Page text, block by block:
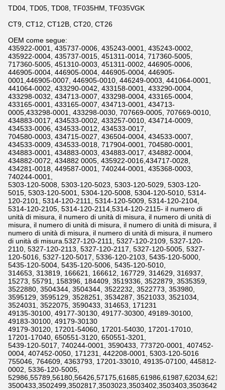
TD04, TD05, TD08, TF035HM, TF035VGK
CT9, CT12, CT12B, CT20, CT26
OEM come segue:
435922-0001, 435737-0006, 435243-0001, 435243-0002,
435922-0004, 435737-0015, 451311-0014, 717360-5005,
717360-5005, 451310-0003, 451311-0002, 446905-0006,
446905-0004, 446905-0004, 446905-0004, 446905-
0001,446905-0007, 446905-0010, 446249-0003, 441064-0001,
441064-0002, 433290-0042, 433158-0001, 433290-0004,
433298-0032, 434713-0007, 433298-0004, 433165-0004,
433165-0001, 433165-0007, 434713-0001, 434713-
0005,433298-0001, 433298-0030, 707669-0005, 707669-0010,
434883-0017, 434533-0002, 433257-0010, 434714-0009,
434533-0006, 434533-0012, 434533-0017,
704580-0003, 434715-0027, 436504-0004, 434533-0007,
434533-0009, 434533-0018, 717904-0001, 704580-0001,
434883-0001, 434883-0003, 434883-0017, 434882-0004,
434882-0072, 434882 0005, 435922-0016,434717-0028,
434281-0018, 449587-0001, 740244-0001, 435368-0003,
740244-0001,
5303-120-5008, 5303-120-5023, 5303-120-5029, 5303-120-
5015, 5303-120-5001, 5304-120-5008, 5304-120-5010, 5314-
120-2101, 5314-120-2111, 5314-120-5009, 5314-120-2104,
5314-120-2105, 5314-120-2114,5314-120-2115- il numero di
unità di misura, il numero di unità di misura, il numero di unità di
misura, il numero di unità di misura, il numero di unità di misura, il
numero di unità di misura, il numero di unità di misura, il numero
di unità di misura.5327-120-2111, 5327-120-2109, 5327-120-
2110, 5327-120-2113, 5327-120-2117, 5327-120-5005, 5327-
120-5016, 5327-120-5017, 5336-120-2103, 5435-120-5000,
5435-120-5004, 5435-120-5006, 5435-120-5010,
314653, 313819, 166621, 166612, 167729, 314629, 316937,
15273, 55791, 158396, 184409, 3519336, 3522879, 3535359,
3522880, 3504344, 3504344, 3522232, 3522773, 353980,
3595129, 3595129, 3528251, 3534287, 3521033, 3521034,
3524031, 3522075, 3590433, 314653, 171231
49135-30100, 49177-30130, 49177-30300, 49189-30100,
49183-30100, 49179-30130
49179-30120, 17201-54060, 17201-54030, 17201-17010,
17201-17040, 650551-3120, 650551-3201,
5439-120-5017, 740244-0001, 3590433, 773720-0001, 407452-
0004, 407452-0050, 171231, 442208-0001, 5303-120-5016
755046, 764609, 4363793, 17201-33010, 49135-07100, 445812-
0002, 5336-120-5005,